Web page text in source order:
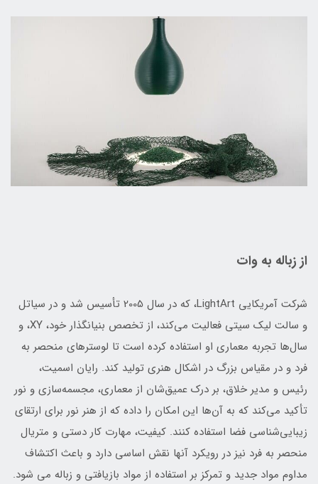
از زباله به وات
شرکت آمریکایی LightArt، که در سال 2005 تأسیس شد و در سیاتل
و سالت لیک سیتی فعالیت می‌کند، از تخصص بنیانگذار خود، XY، و
سال‌ها تجربه معماری او استفاده کرده است تا لوسترهای منحصر به
فرد و در مقیاس بزرگ در اشکال هنری تولید کند. رایان اسمیت،
رئیس و مدیر خلاق، بر درک عمیق‌شان از معماری، مجسمه‌سازی و نور
تأکید می‌کند که به آن‌ها این امکان را داده که از هنر نور برای ارتقای
زیبایی‌شناسی فضا استفاده کنند. کیفیت، مهارت کار دستی و متریال
منحصر به فرد نیز در رویکرد آنها نقش اساسی دارد و باعث اکتشاف
مداوم مواد جدید و تمرکز بر استفاده از مواد بازیافتی و زباله می شود.